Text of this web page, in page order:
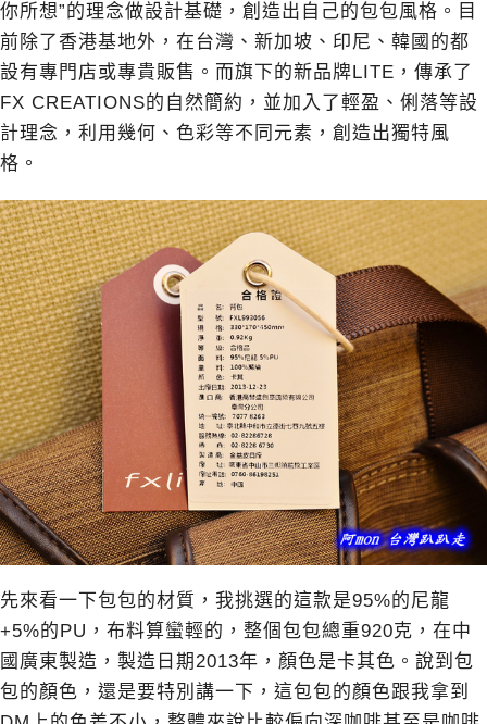
你所想”的理念做設計基礎，創造出自己的包包風格。目
前除了香港基地外，在台灣、新加坡、印尼、韓國的都
設有專門店或專貴販售。而旗下的新品牌LITE，傳承了
FX CREATIONS的自然簡約，並加入了輕盈、俐落等設
計理念，利用幾何、色彩等不同元素，創造出獨特風
格。
先來看一下包包的材質，我挑選的這款是95%的尼龍
+5%的PU，布料算蠻輕的，整個包包總重920克，在中
國廣東製造，製造日期2013年，顏色是卡其色。說到包
包的顏色，還是要特別講一下，這包包的顏色跟我拿到